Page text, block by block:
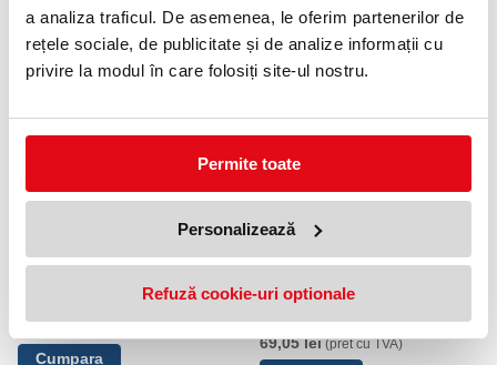
a analiza traficul. De asemenea, le oferim partenerilor de
rețele sociale, de publicitate și de analize informații cu
privire la modul în care folosiți site-ul nostru.
Permite toate
Personalizează
Refuză cookie-uri optionale
54,90 lei
Sapca Portwest, Negru
Sapca Portwest AirTech, Galben
69,05 lei
Sapca Portwest AirTech,
69,05 lei (pret cu TVA)